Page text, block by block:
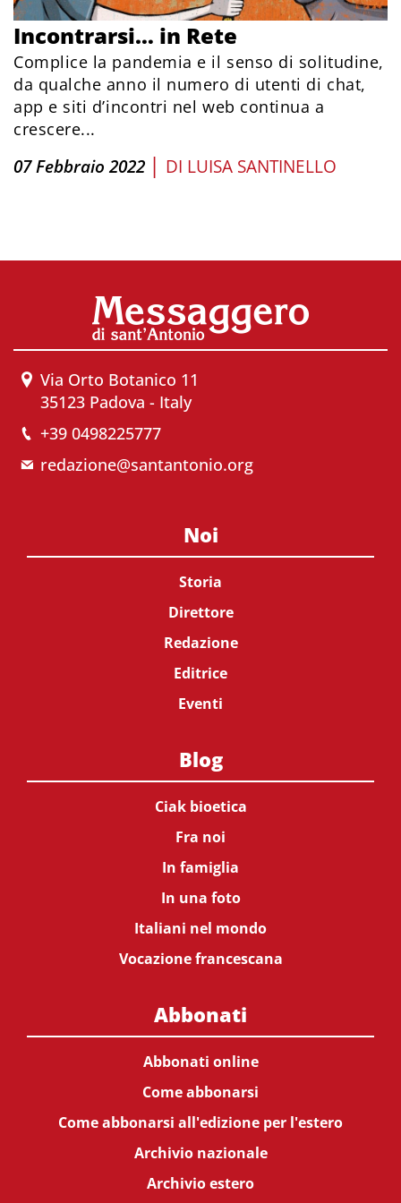
Incontrarsi… in Rete
Complice la pandemia e il senso di solitudine,
da qualche anno il numero di utenti di chat,
app e siti d’incontri nel web continua a
crescere...
07 Febbraio 2022 | DI LUISA SANTINELLO
Via Orto Botanico 11
35123 Padova - Italy
+39 0498225777
redazione@santantonio.org
Noi
Storia
Direttore
Redazione
Editrice
Eventi
Blog
Ciak bioetica
Fra noi
In famiglia
In una foto
Italiani nel mondo
Vocazione francescana
Abbonati
Abbonati online
Come abbonarsi
Come abbonarsi all'edizione per l'estero
Archivio nazionale
Archivio estero